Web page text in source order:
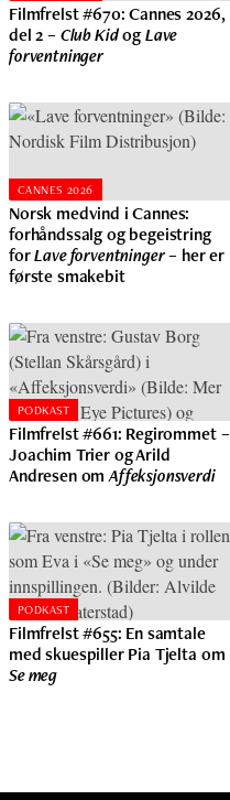
Filmfrelst #670: Cannes 2026,
del 2 – Club KidogLave
forventninger
CANNES 2026
Norsk medvind i Cannes:
forhåndssalg og begeistring
forLave forventninger– her er
første smakebit
PODKAST
Filmfrelst #661: Regirommet –
Joachim Trier og Arild
Andresen omAffeksjonsverdi
PODKAST
Filmfrelst #655: En samtale
med skuespiller Pia Tjelta om
Se meg